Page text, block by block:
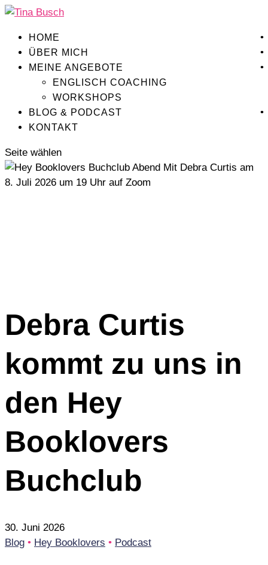
HOME
ÜBER MICH
MEINE ANGEBOTE
ENGLISCH COACHING
WORKSHOPS
BLOG & PODCAST
KONTAKT
Seite wählen
Debra Curtis
kommt zu uns in
den Hey
Booklovers
Buchclub
30. Juni 2026
Blog • Hey Booklovers • Podcast